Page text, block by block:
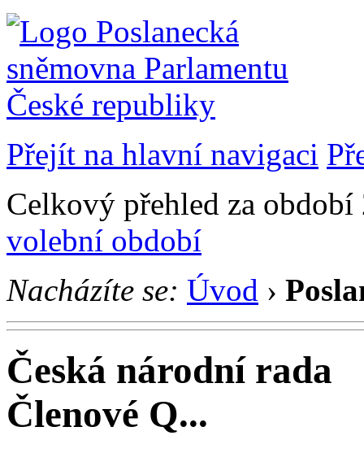
Přejít na hlavní navigaci
Celkový přehled za
volební období
Nacházíte se: Úvod ›
Česká národní rada
Členové Q...